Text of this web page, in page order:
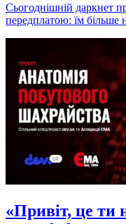
Сьогоднішній даркнет
передплатою: їм більше
«Привіт, це ти